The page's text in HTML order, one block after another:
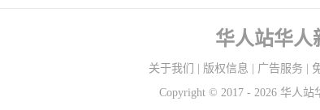
华人站华人
关于我们 版权信息 广告服务
Copyright © 2017 - 2026 华人站